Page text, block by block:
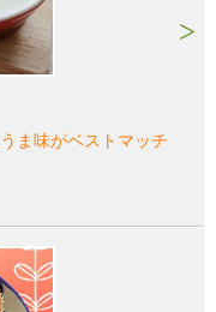
ま味がベストマッチ